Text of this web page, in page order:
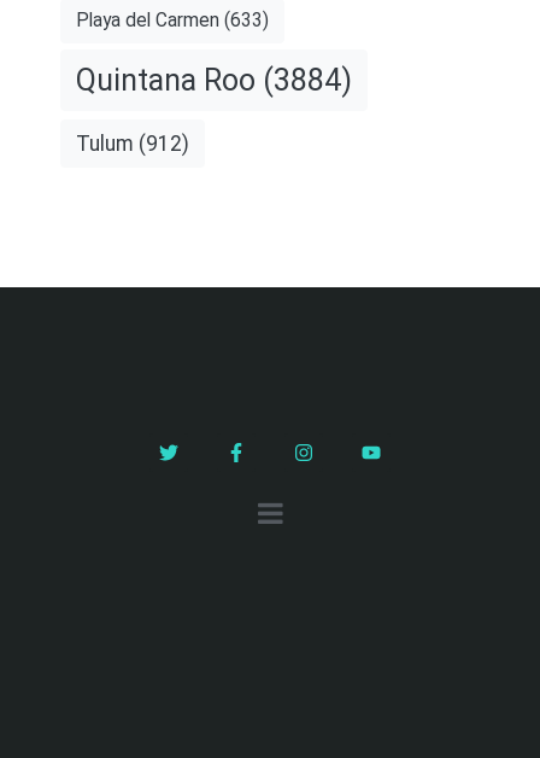
Playa del Carmen (633)
Quintana Roo (3884)
Tulum (912)